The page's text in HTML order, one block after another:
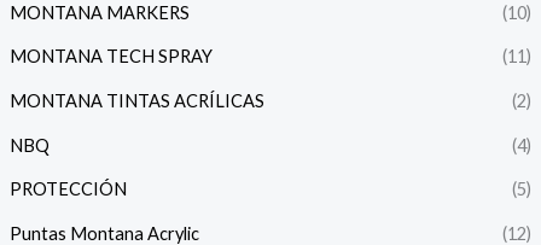
MONTANA MARKERS (10)
MONTANA TECH SPRAY (11)
MONTANA TINTAS ACRÍLICAS (2)
NBQ (4)
PROTECCIÓN (5)
Puntas Montana Acrylic (12)